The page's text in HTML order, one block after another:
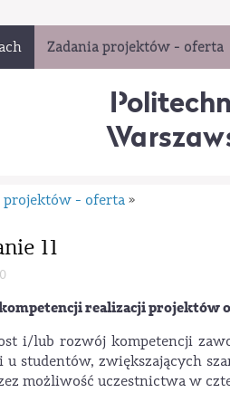
Zadania projektów - oferta
projektów - oferta »
11
realizacji
i/lub rozwój kompetencji
u studentów, zwiększających
możliwość uczestnictwa w